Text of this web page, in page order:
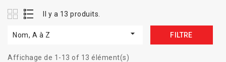
Il y a 13 produits.
Nom, A à Z  FILTRE
Affichage de 1-13 of 13 élément(s)